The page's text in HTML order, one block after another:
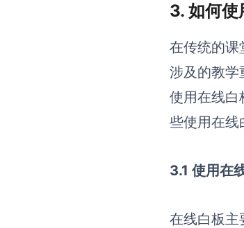
3. 如何使
在传统的课
涉及的教学
使用在线白
些使用在线
3.1 使用在
在线白板主